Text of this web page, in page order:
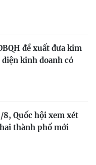
đề xuất đưa kim
diện kinh doanh có
8, Quốc hội xem xét
thành phố mới